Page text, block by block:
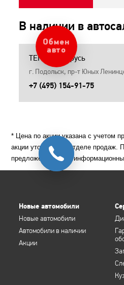
В наличии в
TENET Авторусь
г. Подольск, пр-т Юных
+7 (495) 154-91-75
* Цена по акции указана с учетом
акции уточняйте в отделе продаж.
предложение носит
Новые автомобили
Новые автомобили
Автомобили в наличии
Акции
Обмен
авто